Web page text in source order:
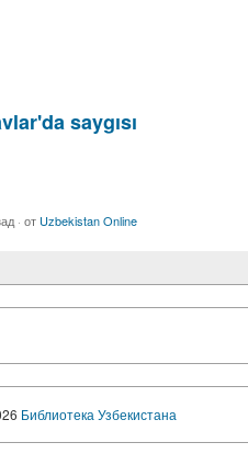
saygısı
· от Uzbekistan Online
Библиотека Узбекистана